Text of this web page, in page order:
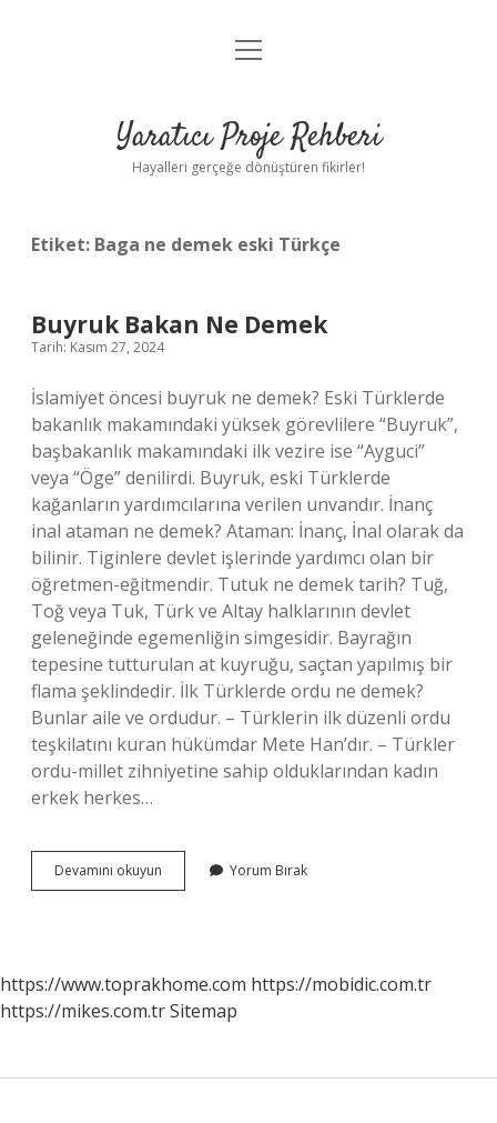
Anasayfa
Yasal Uyarı
menüyü
Yaratıcı Proje Rehberi
Hayalleri gerçeğe dönüştüren fikirler!
Etiket: Baga ne demek eski Türkçe
Buyruk Bakan Ne Demek
Tarih: Kasım 27, 2024
İslamiyet öncesi buyruk ne demek? Eski Türklerde
bakanlık makamındaki yüksek görevlilere “Buyruk”,
başbakanlık makamındaki ilk vezire ise “Ayguci”
veya “Öge” denilirdi. Buyruk, eski Türklerde
kağanların yardımcılarına verilen unvandır. İnanç
inal ataman ne demek? Ataman: İnanç, İnal olarak da
bilinir. Tiginlere devlet işlerinde yardımcı olan bir
öğretmen-eğitmendir. Tutuk ne demek tarih? Tuğ,
Toğ veya Tuk, Türk ve Altay halklarının devlet
geleneğinde egemenliğin simgesidir. Bayrağın
tepesine tutturulan at kuyruğu, saçtan yapılmış bir
flama şeklindedir. İlk Türklerde ordu ne demek?
Bunlar aile ve ordudur. – Türklerin ilk düzenli ordu
teşkilatını kuran hükümdar Mete Han’dır. – Türkler
ordu-millet zihniyetine sahip olduklarından kadın
erkek herkes…
Devamını okuyun
Bakan
Yorum Bırak
https://www.toprakhome.com https://mobidic.com.tr
https://mikes.com.trSitemap